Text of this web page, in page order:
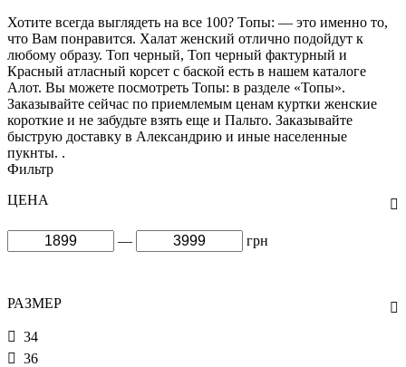
Хотите всегда выглядеть на все 100? Топы: — это именно то,
что Вам понравится. Халат женский отлично подойдут к
любому образу. Топ черный, Топ черный фактурный и
Красный атласный корсет с баской есть в нашем каталоге
Алот. Вы можете посмотреть Топы: в разделе «Топы».
Заказывайте сейчас по приемлемым ценам куртки женские
короткие и не забудьте взять еще и Пальто. Заказывайте
быструю доставку в Александрию и иные населенные
пукнты. .
Фильтр
ЦЕНА
— грн
РАЗМЕР
34
36